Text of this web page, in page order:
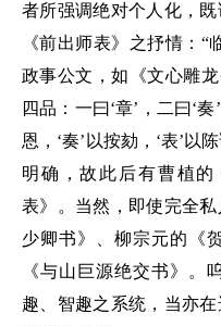
者所强调绝对个人化，
《前出师表》之抒情：“
政事公文，如《文心雕
四品：一曰‘章’，二曰‘奏
恩，‘奏’以按劾，‘表’以
明确，故此后有曹植
表》。当然，即使完全
少卿书》、柳宗元的《
《与山巨源绝交书》。
趣、智趣之系统，当亦